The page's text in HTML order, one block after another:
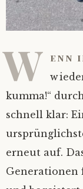
W enn
kumma!“
schnell klar:
erneut auf.
Generationen